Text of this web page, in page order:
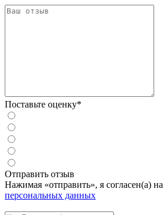
Поставьте оценку*
Отправить отзыв
Нажимая «отправить», я согласен(а) на
персональных данных